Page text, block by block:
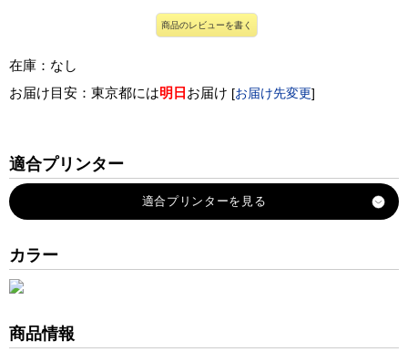
商品のレビューを書く
在庫：なし
お届け目安：東京都には明日 お届け [お届け先変更]
適合プリンター
DocuPrint-CP100-b
DocuPrint-CM200-fw
DocuPrint-CM200-b
カラー
商品情報